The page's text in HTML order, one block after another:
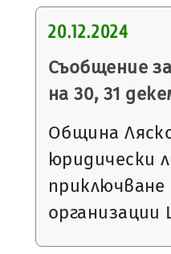
20.12.2024
Съобщение
на 30, 31
Община
юридически